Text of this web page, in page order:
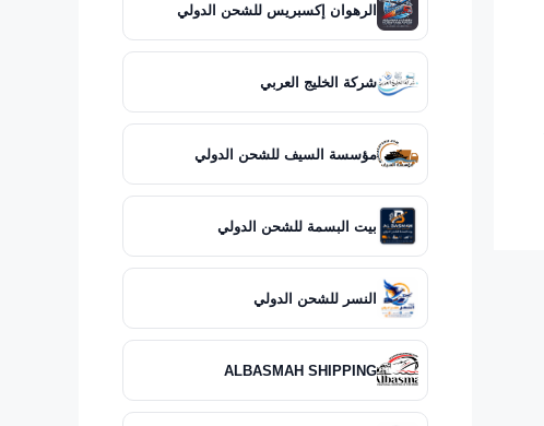
الرهوان إكسبريس للشحن الدولي
شركة الخليج العربي
مؤسسة السيف للشحن الدولي
بيت البسمة للشحن الدولي
النسر للشحن الدولي
ALBASMAH SHIPPING